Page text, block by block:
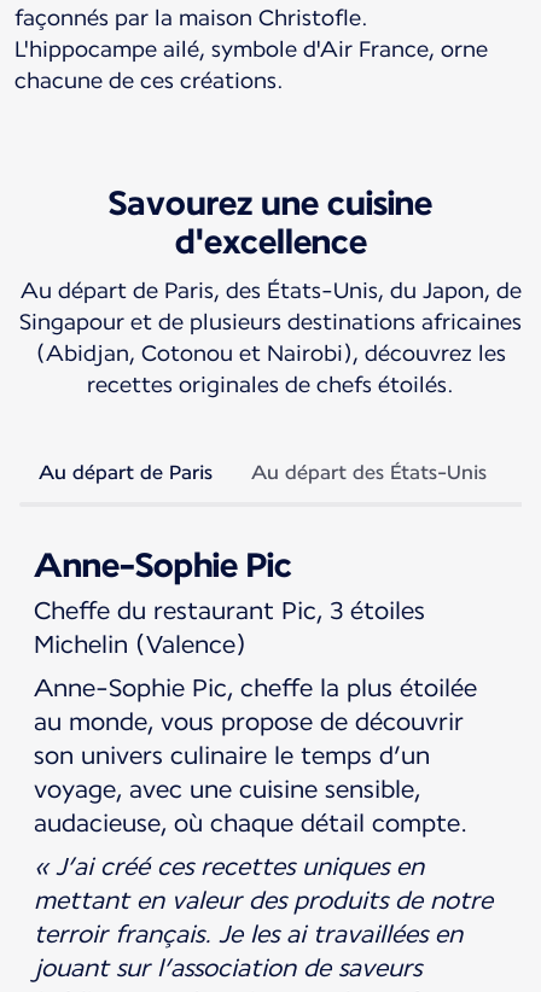
façonnés par la maison Christofle.
L'hippocampe ailé, symbole d'Air France, orne
chacune de ces créations.
Savourez une cuisine
d'excellence
Au départ de Paris, des États-Unis, du Japon, de
Singapour et de plusieurs destinations africaines
(Abidjan, Cotonou et Nairobi), découvrez les
recettes originales de chefs étoilés.
Au départ de Paris Au départ des États-Unis
Anne-Sophie Pic
Cheffe du restaurant Pic, 3 étoiles
Michelin (Valence)
Anne-Sophie Pic, cheffe la plus étoilée
au monde, vous propose de découvrir
son univers culinaire le temps d’un
voyage, avec une cuisine sensible,
audacieuse, où chaque détail compte.
« J’ai créé ces recettes uniques en
mettant en valeur des produits de notre
terroir français. Je les ai travaillées en
jouant sur l’association de saveurs